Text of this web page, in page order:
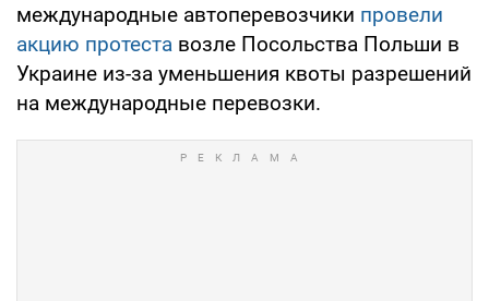
международные автоперевозчики провели
акцию протеста возле Посольства Польши в
Украине из-за уменьшения квоты разрешений
на международные перевозки.